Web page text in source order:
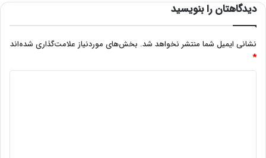
دیدگاهتان را بنویسید
نشانی ایمیل شما منتشر نخواهد شد. بخش‌های موردنیاز علامت‌گذاری شده‌اند
*